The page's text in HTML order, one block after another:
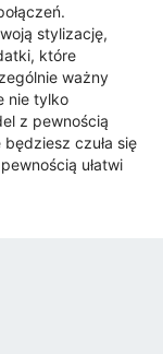
stylizację,
które
ważny
nie tylko
z pewnością
czuła się
ułatwi